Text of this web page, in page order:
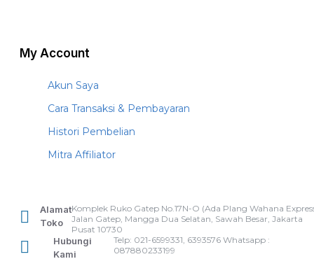
My Account
Akun Saya
Cara Transaksi & Pembayaran
Histori Pembelian
Mitra Affiliator
Alamat
Toko
Komplek Ruko Gatep No.17N-O (Ada Plang Wahana
Jalan Gatep, Mangga Dua Selatan, Sawah Besar, Jakarta
Pusat 10730
Hubungi
Kami
Telp: 021-6599331, 6393576 Whatsapp :
087880233199